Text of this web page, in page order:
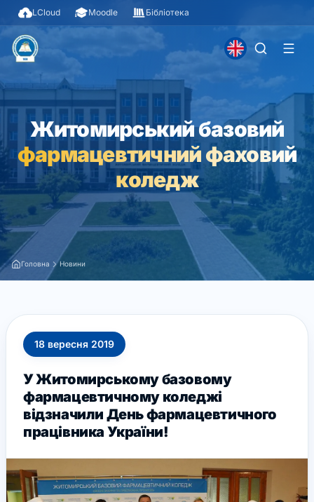
LCloud Moodle Бібліотека
Житомирський базовий
фармацевтичний фаховий
коледж
Головна Новини
18 вересня 2019
У Житомирському базовому
фармацевтичному коледжі
відзначили День фармацевтичного
працівника України!